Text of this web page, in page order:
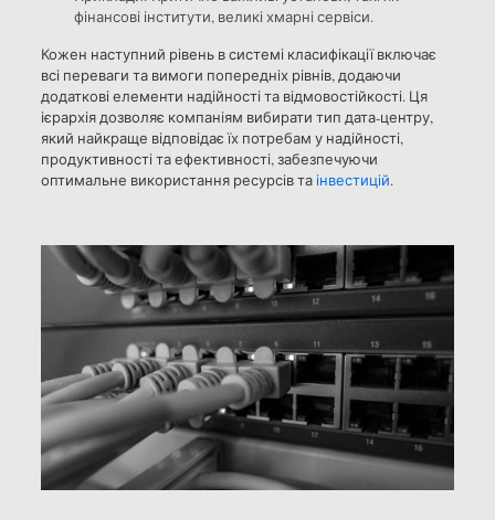
фінансові інститути, великі хмарні сервіси.
Кожен наступний рівень в системі класифікації включає
всі переваги та вимоги попередніх рівнів, додаючи
додаткові елементи надійності та відмовостійкості. Ця
ієрархія дозволяє компаніям вибирати тип дата-центру,
який найкраще відповідає їх потребам у надійності,
продуктивності та ефективності, забезпечуючи
оптимальне використання ресурсів та інвестицій.